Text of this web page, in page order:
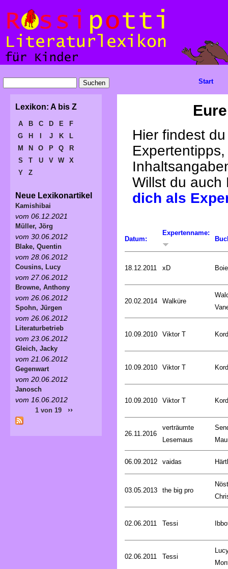
Hier findest
Willst du
dich als
Datum:
Expertenname:
18.12.2011 xD
20.02.2014 Walküre
10.09.2010 Viktor T
10.09.2010 Viktor T
10.09.2010 Viktor T
26.11.2016
verträumte
Lesemaus
06.09.2012 vaidas
03.05.2013 the big pro
02.06.2011 Tessi
02.06.2011 Tessi
Start
Lexikon: A bis Z
A B C D E
F
G
H J K
L
M
N O P Q
R
S
T U V W
X
Y
Z
Neue Lexikonartikel
Kamishibai
vom 06.12.2021
Müller, Jörg
vom 30.06.2012
Blake, Quentin
vom 28.06.2012
Cousins, Lucy
vom 27.06.2012
Browne, Anthony
vom 26.06.2012
Spohn, Jürgen
vom 26.06.2012
Literaturbetrieb
vom 23.06.2012
Gleich, Jacky
vom 21.06.2012
Gegenwart
vom 20.06.2012
Janosch
vom 16.06.2012
1 von 19 ››